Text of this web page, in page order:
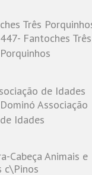
447- Fantoches Três
Porquinhos
Dominó Associação
de Idades